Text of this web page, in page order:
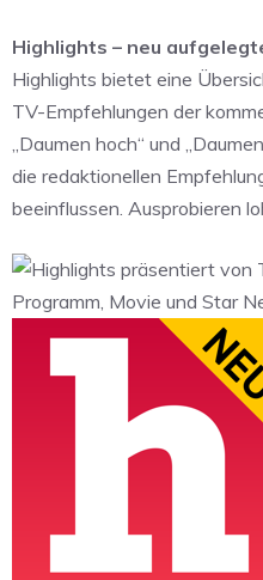
Highlights – neu
Highlights bietet eine
TV-Empfehlungen der
„Daumen hoch“ und
die redaktionellen
beeinflussen. Ausprobieren